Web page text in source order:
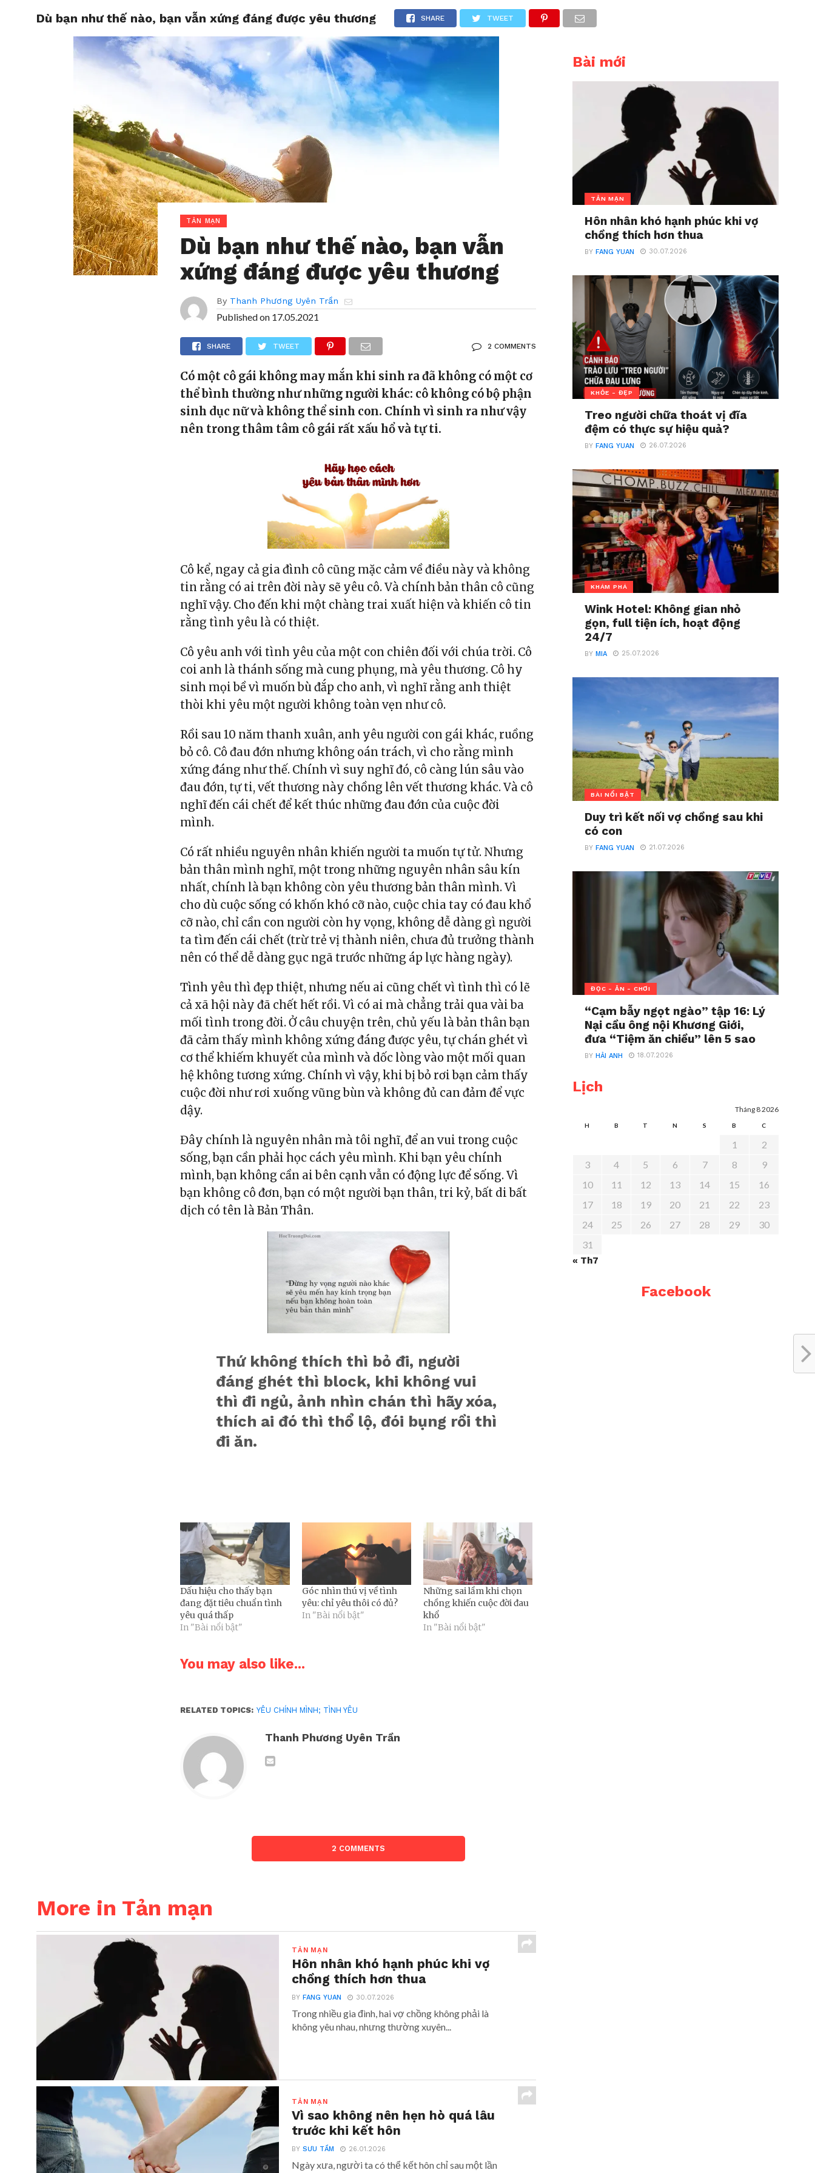
HOME CHIA SẺ LƯỢM LẶT TẢN MẠN THƯ GIÃN
Dù bạn như thế nào, bạn vẫn xứng đáng được yêu thương SHARE TWEET
TẢN MẠN
Dù bạn như thế nào, bạn vẫn
xứng đáng được yêu thương
By Thanh Phương Uyên Trần
Published on 17.05.2021
SHARE TWEET 2 COMMENTS
Có một cô gái không may mắn khi sinh ra đã không có một cơ
thể bình thường như những người khác: cô không có bộ phận
sinh dục nữ và không thể sinh con. Chính vì sinh ra như vậy
nên trong thâm tâm cô gái rất xấu hổ và tự ti.
Cô kể, ngay cả gia đình cô cũng mặc cảm về điều này và không
tin rằng có ai trên đời này sẽ yêu cô. Và chính bản thân cô cũng
nghĩ vậy. Cho đến khi một chàng trai xuất hiện và khiến cô tin
rằng tình yêu là có thiệt.
Cô yêu anh với tình yêu của một con chiên đối với chúa trời. Cô
coi anh là thánh sống mà cung phụng, mà yêu thương. Cô hy
sinh mọi bề vì muốn bù đắp cho anh, vì nghĩ rằng anh thiệt
thòi khi yêu một người không toàn vẹn như cô.
Rồi sau 10 năm thanh xuân, anh yêu người con gái khác, ruồng
bỏ cô. Cô đau đớn nhưng không oán trách, vì cho rằng mình
xứng đáng như thế. Chính vì suy nghĩ đó, cô càng lún sâu vào
đau đớn, tự ti, vết thương này chồng lên vết thương khác. Và cô
nghĩ đến cái chết để kết thúc những đau đớn của cuộc đời
mình.
Có rất nhiều nguyên nhân khiến người ta muốn tự tử. Nhưng
bản thân mình nghĩ, một trong những nguyên nhân sâu kín
nhất, chính là bạn không còn yêu thương bản thân mình. Vì
cho dù cuộc sống có khốn khó cỡ nào, cuộc chia tay có đau khổ
cỡ nào, chỉ cần con người còn hy vọng, không dễ dàng gì người
ta tìm đến cái chết (trừ trẻ vị thành niên, chưa đủ trưởng thành
nên có thể dễ dàng gục ngã trước những áp lực hàng ngày).
Tình yêu thì đẹp thiệt, nhưng nếu ai cũng chết vì tình thì có lẽ
cả xã hội này đã chết hết rồi. Vì có ai mà chẳng trải qua vài ba
mối tình trong đời. Ở câu chuyện trên, chủ yếu là bản thân bạn
đã cảm thấy mình không xứng đáng được yêu, tự chán ghét vì
cơ thể khiếm khuyết của mình và dốc lòng vào một mối quan
hệ không tương xứng. Chính vì vậy, khi bị bỏ rơi bạn cảm thấy
cuộc đời như rơi xuống vũng bùn và không đủ can đảm để vực
dậy.
Đây chính là nguyên nhân mà tôi nghĩ, để an vui trong cuộc
sống, bạn cần phải học cách yêu mình. Khi bạn yêu chính
mình, bạn không cần ai bên cạnh vẫn có động lực để sống. Vì
bạn không cô đơn, bạn có một người bạn thân, tri kỷ, bất di bất
dịch có tên là Bản Thân.
Thứ không thích thì bỏ đi, người
đáng ghét thì block, khi không vui
thì đi ngủ, ảnh nhìn chán thì hãy xóa,
thích ai đó thì thổ lộ, đói bụng rồi thì
đi ăn.
Dấu hiệu cho thấy bạn
đang đặt tiêu chuẩn tình
yêu quá thấp
In "Bài nổi bật"
Góc nhìn thú vị về tình
yêu: chỉ yêu thôi có đủ?
In "Bài nổi bật"
Những sai lầm khi chọn
chồng khiến cuộc đời đau
khổ
In "Bài nổi bật"
You may also like...
RELATED TOPICS: YÊU CHÍNH MÌNH; TÌNH YÊU
Thanh Phương Uyên Trần
2 COMMENTS
More in Tản mạn
TẢN MẠN
Hôn nhân khó hạnh phúc khi vợ
chồng thích hơn thua
BY FANG YUAN 30.07.2026
Trong nhiều gia đình, hai vợ chồng không phải là
không yêu nhau, nhưng thường xuyên...
TẢN MẠN
Vì sao không nên hẹn hò quá lâu
trước khi kết hôn
BYSƯU TẦM 26.01.2026
Ngày xưa, người ta có thể kết hôn chỉ sau một lần
Bài mới
TẢN MẠN
Hôn nhân khó hạnh phúc khi vợ
chồng thích hơn thua
BYFANG YUAN 30.07.2026
KHỎE - ĐẸP
Treo người chữa thoát vị đĩa
đệm có thực sự hiệu quả?
BYFANG YUAN 26.07.2026
KHÁM PHÁ
Wink Hotel: Không gian nhỏ
gọn, full tiện ích, hoạt động
24/7
BYMIA 25.07.2026
BÀI NỔI BẬT
Duy trì kết nối vợ chồng sau khi
có con
BYFANG YUAN 21.07.2026
ĐỌC - ĂN - CHƠI
“Cạm bẫy ngọt ngào” tập 16: Lý
Nại cầu ông nội Khương Giới,
đưa “Tiệm ăn chiều” lên 5 sao
BYHẢI ANH 18.07.2026
Lịch
Tháng 8 2026
H B T N S B C
1
2
3
4 5 6 7 8
9
10
11 12 13 14 15
16
17
18 19 20 21 22
23
24
25 26 27 28 29
30
31
« Th7
Facebook